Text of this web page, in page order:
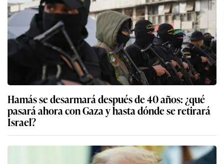
Hamás se desarmará después de 40 años: ¿qué
pasará ahora con Gaza y hasta dónde se retirará
Israel?